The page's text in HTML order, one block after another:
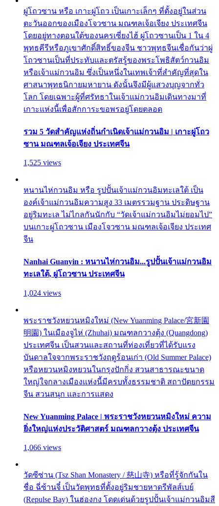
ผู่โถวซาน หรือ เกาะผู่โถว เป็นเกาะเล็กๆ ที่ตั้งอยู่ในส่วน
ตะวันออกของเมืองโจวซาน มณฑลเจ้อเจียง ประเทศจีน
โดยอยู่ทางตอนใต้ของนครเซี่ยงไฮ้ ผู่โถวซานเป็น 1 ใน 4
พุทธคีรีหรือภูเขาศักดิ์สิทธิ์ของจีน ชาวพุทธจีนเชื่อกันว่าผู่
โถวซานเป็นที่ประทับและตรัสรู้ของพระโพธิสัตว์กวนอิม
หรือเจ้าแม่กวนอิม ซึ่งเป็นหนึ่งในเทพเจ้าที่สำคัญที่สุดใน
ศาสนาพุทธนิกายมหายาน ดังนั้นจึงมีผู้แสวงบุญจากทั่ว
โลก โดยเฉพาะผู้ที่ศรัทธาในเจ้าแม่กวนอิมเดินทางมาที่
เกาะแห่งนี้เพื่อสักการะขอพรอยู่โดยตลอด
รวม 5 วัดสำคัญแห่งถิ่นกำเนิดเจ้าแม่กวนอิม | เกาะผู่โถว
ซาน มณฑลเจ้อเจียง ประเทศจีน
1,525 views
หนานไห่กวนอิม หรือ รูปปั้นเจ้าแม่กวนอิมทะเลใต้ เป็น
องค์เจ้าแม่กวนอิมความสูง 33 เมตรรวมฐาน ประดิษฐาน
อยู่ริมทะเล ไม่ไกลกันนักกับ “วัดเจ้าแม่กวนอิมไม่ยอมไป”
บนเกาะผู่โถวซาน เมืองโจวซาน มณฑลเจ้อเจียง ประเทศ
จีน
Nanhai Guanyin : หนานไห่กวนอิม...รูปปั้นเจ้าแม่กวนอิม
ทะเลใต้, ผู่โถวซาน ประเทศจีน
1,024 views
พระราชวังหยวนหมิงใหม่ (New Yuanming Palace/宮新園
明園) ในเมืองจูไห่ (Zhuhai) มณฑลกวางตุ้ง (Quangdong)
ประเทศจีน เป็นสวนและสถานที่ท่องเที่ยวที่ได้รับแรง
บันดาลใจจากพระราชวังฤดูร้อนเก่า (Old Summer Palace)
หรือหยวนหมิงหยวนในกรุงปักกิ่ง สวนสาธารณะขนาด
ใหญ่ใจกลางเมืองแห่งนี้มีครบทั้งธรรมชาติ สถาปัตยกรรม
จีน สวนสนุก และการแสดง
New Yuanming Palace | พระราชวังหยวนหมิงใหม่ ความ
ยิ่งใหญ่แห่งประวัติศาสตร์ มณฑลกวางตุ้ง ประเทศจีน
1,066 views
วัดซีซ่าน (Tsz Shan Monastery / 慈山寺) หรือที่รู้จักกันใน
ชื่อ ฉี่ซ้านจี๋ เป็นวัดพุทธที่ตั้งอยู่ริมชายหาดรีพัลส์เบย์
(Repulse Bay) ในฮ่องกง โดดเด่นด้วยรูปปั้นเจ้าแม่กวนอิมสี